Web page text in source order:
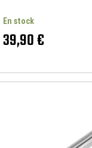
En stock
39,90 €